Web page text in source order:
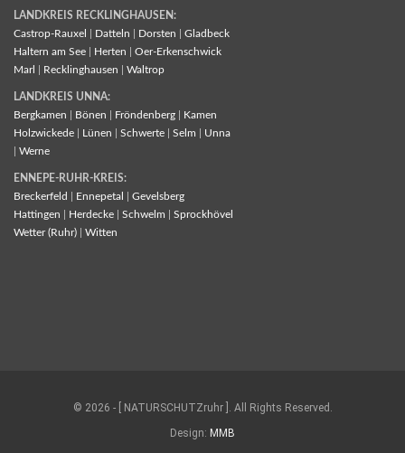
LANDKREIS RECKLINGHAUSEN:
Castrop-Rauxel
Datteln Dorsten
Gladbeck
Haltern am See
Herten
Oer-Erkenschwick
Marl
Recklinghausen Waltrop
LANDKREIS UNNA:
Bergkamen
Bönen Fröndenberg
Kamen
Holzwickede
Lünen Schwerte Selm
Unna
Werne
ENNEPE-RUHR-KREIS:
Breckerfeld
Ennepetal
Gevelsberg
Hattingen
Herdecke Schwelm
Sprockhövel
Wetter (Ruhr)
Witten
© 2026 - [ NATURSCHUTZruhr ]. All Rights Reserved.
Design: MMB